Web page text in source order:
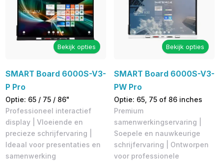
Bekijk opties
SMART Board 6000S-V3-
P Pro
Optie: 65 / 75 / 86"
Professioneel interactief
display | Vloeiende en
precieze schrijfervaring |
Ideaal voor presentaties en
samenwerking
Bekijk opties
SMART Board 6000S-V3-
PW Pro
Optie: 65, 75 of 86 inches
Premium
samenwerkingservaring |
Soepele en nauwkeurige
schrijfervaring | Ontworpen
voor professionele